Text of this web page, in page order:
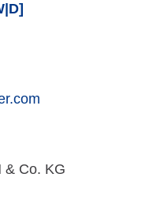
& Co. KG